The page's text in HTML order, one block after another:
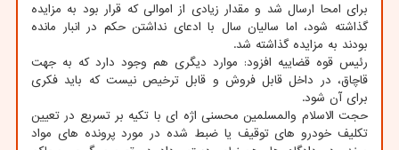
برای امحا ارسال شد و مقدار زیادی از اموالی که قرار بود به مزایده
گذاشته شود، اما سالیان سال با ادعای نداشتن حکم در انبار مانده
بودند به مزایده گذاشته شد.
رئیس قوه قضاییه افزود: موارد دیگری هم وجود دارد که به جهت
قاچاق، در داخل قابل فروش و قابل ترخیص نیست که باید فکری
برای آن شود.
حجت الاسلام والمسلمین محسنی اژه ای با تکیه بر تسریع در تعیین
تکلیف خودرو های توقیف یا ضبط شده در مورد پرونده های مواد